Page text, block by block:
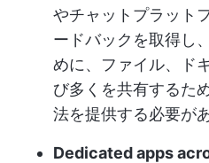
やチャットプラット
ードバックを取得し
めに、ファイル、ド
び多くを共有するた
法を提供する必要が
Dedicated apps